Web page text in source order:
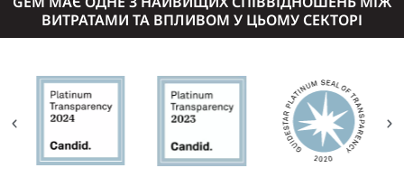
ВИТРАТАМИ ТА ВПЛИВОМ У ЦЬОМУ СЕКТОРІ